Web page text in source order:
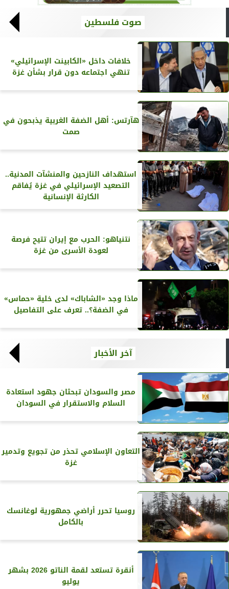
صوت فلسطين
خلافات داخل «الكابينت الإسرائيلي»
تنهي اجتماعه دون قرار بشأن غزة
هآرتس: أهل الضفة الغربية يذبحون في
صمت
استهداف النازحين والمنشآت المدنية..
التصعيد الإسرائيلي في غزة يُفاقم
الكارثة الإنسانية
نتنياهو: الحرب مع إيران تتيح فرصة
لعودة الأسرى من غزة
ماذا وجد «الشاباك» لدى خلية «حماس»
في الضفة؟.. تعرف على التفاصيل
آخر الأخبار
مصر والسودان تبحثان جهود استعادة
السلام والاستقرار في السودان
التعاون الإسلامي تحذر من تجويع وتدمير
غزة
روسيا تحرر أراضي جمهورية لوغانسك
بالكامل
أنقرة تستعد لقمة الناتو 2026 بشهر
يوليو